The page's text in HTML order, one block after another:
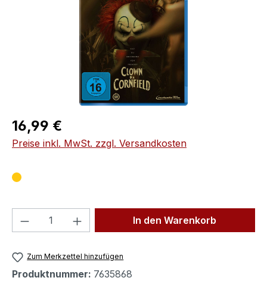
Regulärer Preis:
16,99 €
Preise inkl. MwSt. zzgl. Versandkosten
Produkt Anzahl: Gib denIn den Warenkorb
Zum Merkzettel hinzufügen
Produktnummer: 7635868